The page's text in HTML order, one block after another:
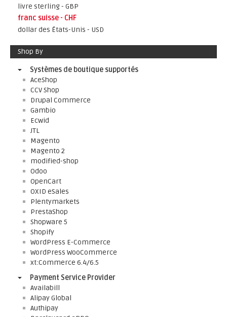
livre sterling - GBP
franc suisse - CHF
dollar des États-Unis - USD
Shop By
Systèmes de boutique supportés
AceShop
CCV Shop
Drupal Commerce
Gambio
Ecwid
JTL
Magento
Magento 2
modified-shop
Odoo
OpenCart
OXID eSales
Plentymarkets
PrestaShop
Shopware 5
Shopify
WordPress E-Commerce
WordPress WooCommerce
xt:Commerce 6.4/6.5
Payment Service Provider
Availabill
Alipay Global
Authipay